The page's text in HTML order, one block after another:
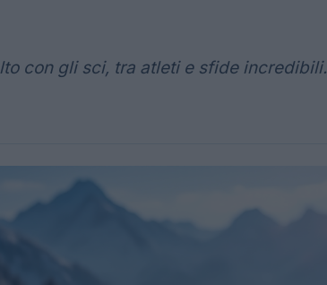
con gli sci, tra atleti e sfide incredibili.